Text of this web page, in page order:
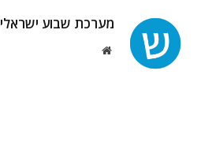
מערכת שבוע ישראלי
Website